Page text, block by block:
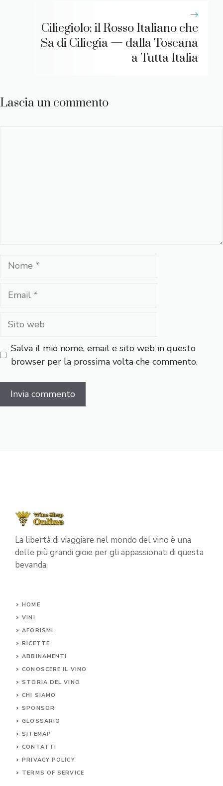
Ciliegiolo: il Rosso Italiano che
Sa di Ciliegia — dalla Toscana
a Tutta Italia
Lascia un commento
Nome
Email
Sito
Salva il mio nome, email e sito web in questo
browser per la prossima volta che commento.
La libertà di viaggiare nel mondo del vino è una
delle più grandi gioie per gli appassionati di questa
bevanda.
HOME
VINI
AFORISMI
RICETTE
ABBINAMENTI
CONOSCERE IL VINO
STORIA DEL VINO
CHI SIAMO
SPONSOR
GLOSSARIO
SITEMAP
CONTATTI
PRIVACY POLICY
TERMS OF SERVICE